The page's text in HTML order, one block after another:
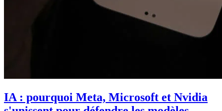
IA : pourquoi Meta, Microsoft et Nvidia